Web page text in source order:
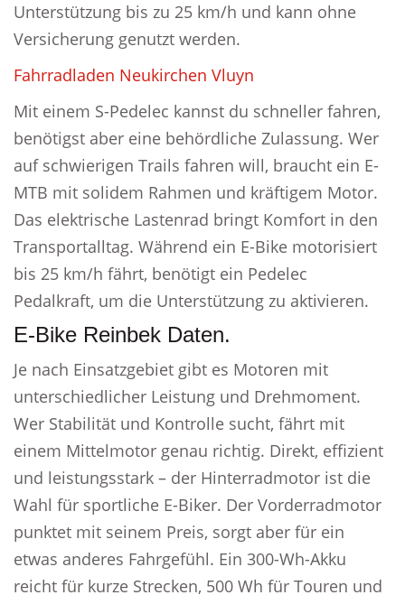
Unterstützung bis zu 25 km/h und kann ohne
Versicherung genutzt werden.
Fahrradladen Neukirchen Vluyn
Mit einem S-Pedelec kannst du schneller fahren,
benötigst aber eine behördliche Zulassung. Wer
auf schwierigen Trails fahren will, braucht ein E-
MTB mit solidem Rahmen und kräftigem Motor.
Das elektrische Lastenrad bringt Komfort in den
Transportalltag. Während ein E-Bike motorisiert
bis 25 km/h fährt, benötigt ein Pedelec
Pedalkraft, um die Unterstützung zu aktivieren.
E-Bike Reinbek Daten.
Je nach Einsatzgebiet gibt es Motoren mit
unterschiedlicher Leistung und Drehmoment.
Wer Stabilität und Kontrolle sucht, fährt mit
einem Mittelmotor genau richtig. Direkt, effizient
und leistungsstark – der Hinterradmotor ist die
Wahl für sportliche E-Biker. Der Vorderradmotor
punktet mit seinem Preis, sorgt aber für ein
etwas anderes Fahrgefühl. Ein 300-Wh-Akku
reicht für kurze Strecken, 500 Wh für Touren und